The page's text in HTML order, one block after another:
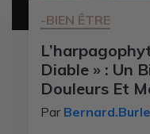
-BIEN ÊTRE
Diable » : Un
Douleurs Et
Par